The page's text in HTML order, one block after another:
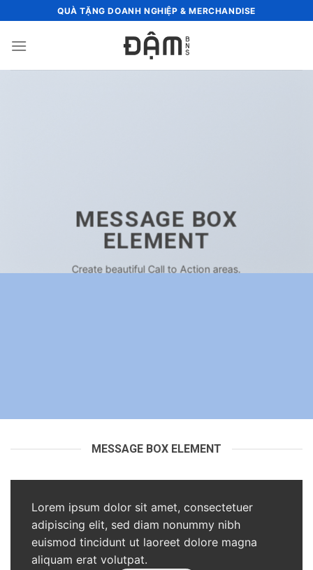
qua
nội
QUÀ TẶNG DOANH NGHIỆP & MERCHANDISE
MESSAGE BOX
ELEMENT
Create beautiful Call to Action areas.
MESSAGE BOX ELEMENT
Lorem ipsum dolor sit amet, consectetuer
adipiscing elit, sed diam nonummy nibh
euismod tincidunt ut laoreet dolore magna
aliquam erat volutpat.